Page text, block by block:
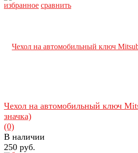
избранное сравнить
Чехол на автомобильный ключ
значка)
(0)
В наличии
250 руб.